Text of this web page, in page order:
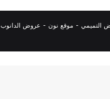
التميمي - موقع نون - عروض الدانوب